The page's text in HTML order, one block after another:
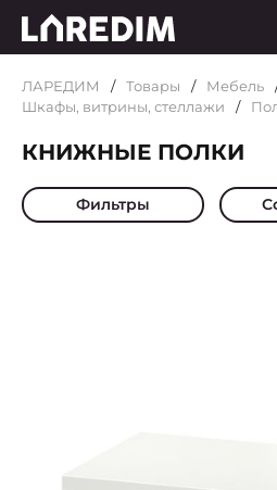
ЛАРЕДИМ Товары
Мебель
Шкафы, витрины, стеллажи
КНИЖНЫЕ ПОЛКИ
Фильтры